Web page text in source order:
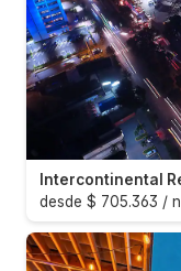
Intercontinental
desde $ 705.363 /